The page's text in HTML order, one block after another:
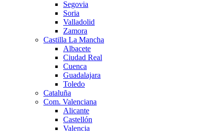
Segovia
Soria
Valladolid
Zamora
Castilla La Mancha
Albacete
Ciudad Real
Cuenca
Guadalajara
Toledo
Cataluña
Com. Valenciana
Alicante
Castellón
Valencia